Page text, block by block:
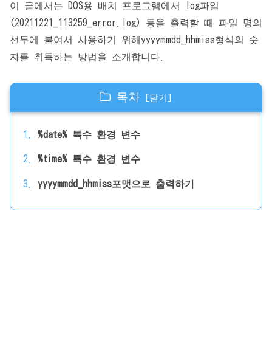
이 글에서는 DOS용 배치 프로그램에서 log파일
(20211221_113259_error.log) 등을 출력할 때 파일 명의
선두에 붙여서 사용하기 위해yyyymmdd_hhmiss형식의 숫
자를 취득하는 방법을 소개합니다.
목차
%date% 특수 환경 변수
%time% 특수 환경 변수
yyyymmdd_hhmiss포맷으로 출력하기